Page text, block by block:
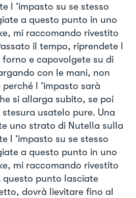
l ‘impasto su se stesso
a questo punto in uno
mi raccomando rivestito
il tempo, riprendete l
forno e capovolgete su di
con le mani, non
l ‘impasto sarà
si allarga subito, se poi
usatelo pure. Una
uno strato di Nutella sulla
l ‘impasto su se stesso
a questo punto in uno
mi raccomando rivestito
punto lasciate
dovrà lievitare fino al